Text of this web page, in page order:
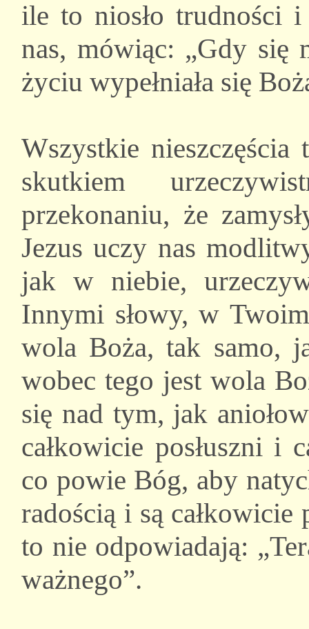
ile to niosło trudności
nas, mówiąc: „Gdy
życiu wypełniała się
Wszystkie
skutkiem
przekonaniu, że
Jezus uczy nas
jak w niebie,
Innymi słowy, w
wola Boża, tak samo,
wobec tego jest wola
się nad tym, jak
całkowicie posłuszni i
co powie Bóg, aby
radością i są
to nie odpowiadają:
ważnego”.